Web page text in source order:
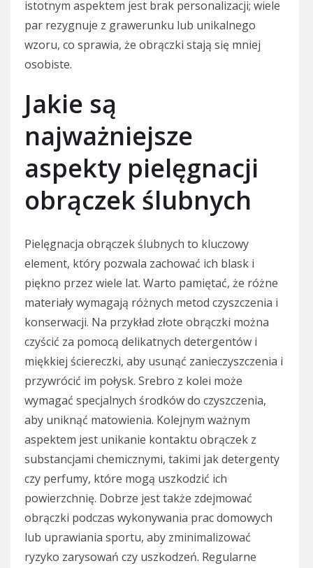
istotnym aspektem jest brak personalizacji; wiele
par rezygnuje z grawerunku lub unikalnego
wzoru, co sprawia, że obrączki stają się mniej
osobiste.
Jakie są
najważniejsze
aspekty pielęgnacji
obrączek ślubnych
Pielęgnacja obrączek ślubnych to kluczowy
element, który pozwala zachować ich blask i
piękno przez wiele lat. Warto pamiętać, że różne
materiały wymagają różnych metod czyszczenia i
konserwacji. Na przykład złote obrączki można
czyścić za pomocą delikatnych detergentów i
miękkiej ściereczki, aby usunąć zanieczyszczenia i
przywrócić im połysk. Srebro z kolei może
wymagać specjalnych środków do czyszczenia,
aby uniknąć matowienia. Kolejnym ważnym
aspektem jest unikanie kontaktu obrączek z
substancjami chemicznymi, takimi jak detergenty
czy perfumy, które mogą uszkodzić ich
powierzchnię. Dobrze jest także zdejmować
obrączki podczas wykonywania prac domowych
lub uprawiania sportu, aby zminimalizować
ryzyko zarysowań czy uszkodzeń. Regularne